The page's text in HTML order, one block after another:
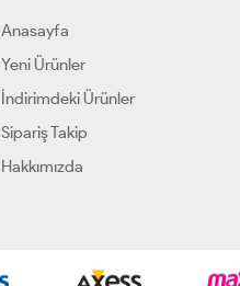
Anasayfa
Yeni Ürünler
İndirimdeki Ürünler
Sipariş Takip
Hakkımızda